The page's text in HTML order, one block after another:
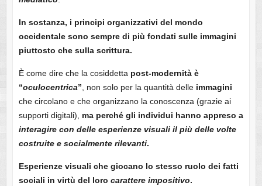
In sostanza, i principi organizzativi del mondo
occidentale sono sempre di più fondati sulle immagini
piuttosto che sulla scrittura.
È come dire che la cosiddetta post-modernità è
“oculocentrica”, non solo per la quantità delle immagini
che circolano e che organizzano la conoscenza (grazie ai
supporti digitali), ma perché gli individui hanno appreso a
interagire con delle esperienze visuali il più delle volte
costruite e socialmente rilevanti.
Esperienze visuali che giocano lo stesso ruolo dei fatti
sociali in virtù del loro carattere impositivo.